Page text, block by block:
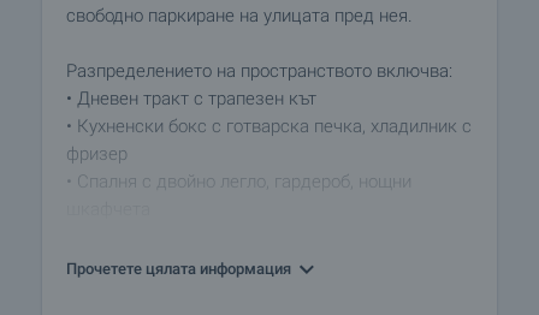
свободно паркиране на улицата пред нея.
Разпределението на пространството включва:
• Дневен тракт с трапезен кът
• Кухненски бокс с готварска печка, хладилник с
фризер
• Спалня с двойно легло, гардероб, нощни
Прочетете цялата информация